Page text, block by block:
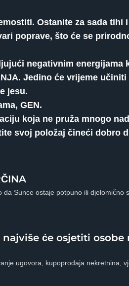
Ostanite za sada tihi
poprave, što će se
negativnim energijama
Jedino će vrijeme
jesu.
GEN.
koja ne pruža mnogo
svoj položaj čineći dobro
Sunce ostaje potpuno ili djelomično
će osjetiti osobe
ugovora, kupoprodaja nekretnina,